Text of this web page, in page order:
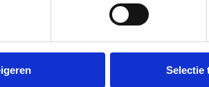
Selectie
(foto’s)
bericht
gegeven. Wij bewaren deze